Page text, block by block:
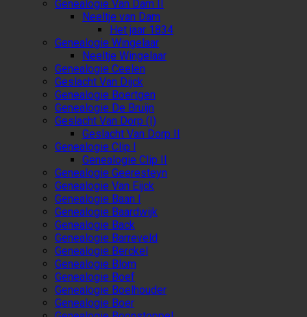
Genealogie Van Dam II
Neeltje van Dam
Het jaar 1834
Genealogie Wingelaar
Neeltje Wingelaar
Genealogie Ceelen
Geslacht Van Dijck
Genealogie Boertgen
Genealogie De Bruijn
Geslacht Van Dorp (I)
Geslacht Van Dorp II
Genealogie Clip I
Genealogie Clip II
Genealogie Geeresteyn
Genealogie Van Eijck
Genealogie Baan I
Genealogie Baardwijk
Genealogie Back
Genealogie Barreveld
Genealogie Berckel
Genealogie Blom
Genealogie Boef
Genealogie Boelhouder
Genealogie Boer